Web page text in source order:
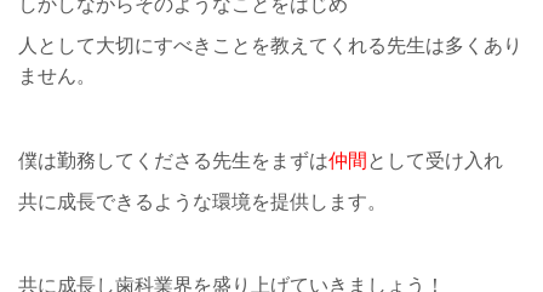
人として大切にすべきことを教えてくれる先生は多くあり
ません。
僕は勤務してくださる先生をまずは仲間 として受け入れ
共に成長できるような環境を提供します。
共に成長し歯科業界を盛り上げていきましょう！